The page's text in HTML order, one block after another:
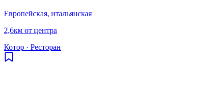
Европейская, итальянская
2,6км от центра
Котор · Ресторан